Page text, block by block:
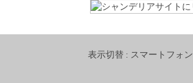
表示切替 : スマートフォン